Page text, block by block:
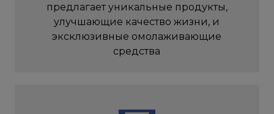
предлагает уникальные продукты,
улучшающие качество жизни, и
эксклюзивные омолаживающие
средства